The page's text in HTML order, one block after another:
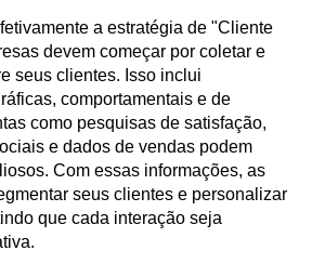
a estratégia de "Cliente
devem começar por coletar e
seus clientes. Isso inclui
comportamentais e de
como pesquisas de satisfação,
e dados de vendas podem
Com essas informações, as
seus clientes e personalizar
que cada interação seja